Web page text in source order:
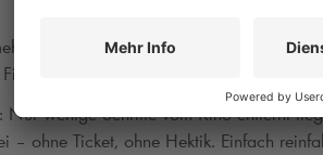
als nur Kino – hier wird jeder Besuch
– egal ob Blockbuster,
Nur wenige Schritte vom Kino entfernt
– ohne Ticket, ohne Hektik. Einfach